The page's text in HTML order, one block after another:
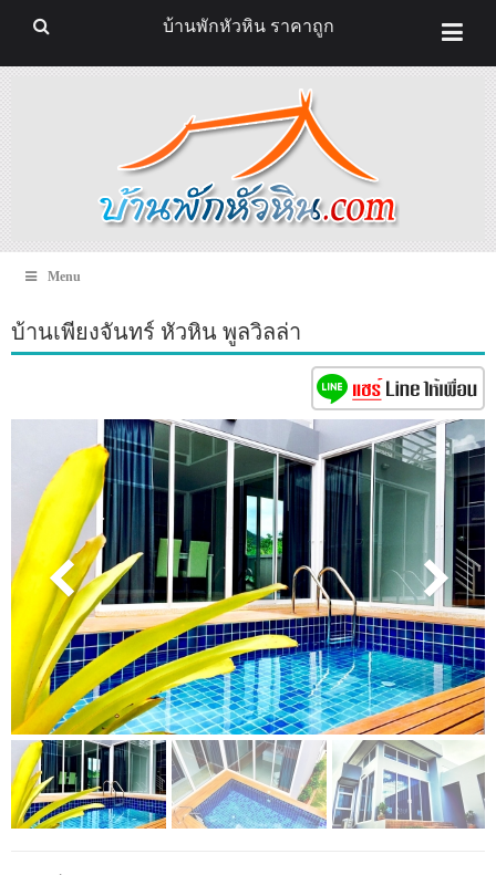
Menu
บ้านเพียงจันทร์ หัวหิน พูลวิลล่า
บ้านพักหัวหิน ราคาถูก